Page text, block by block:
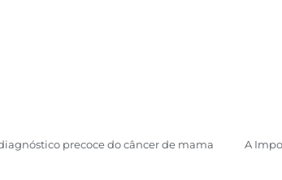
precoce do câncer de mama